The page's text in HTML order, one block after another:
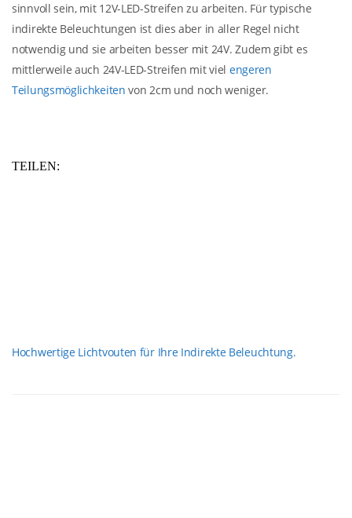
sinnvoll sein, mit 12V-LED-Streifen zu arbeiten. Für typische
indirekte Beleuchtungen ist dies aber in aller Regel nicht
notwendig und sie arbeiten besser mit 24V. Zudem gibt es
mittlerweile auch 24V-LED-Streifen mit viel engeren
Teilungsmöglichkeiten von 2cm und noch weniger.
TEILEN:
Hochwertige Lichtvouten für Ihre Indirekte Beleuchtung.